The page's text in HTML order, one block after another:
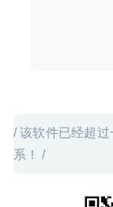
/ 该软件已经超
系！ /